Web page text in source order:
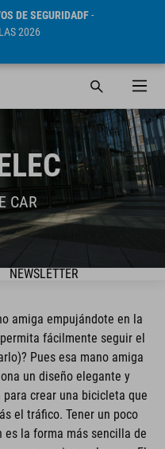
DE SEGURIDADF-
2026
CAR
NEWSLETTER
amiga empujándote en la
fácilmente seguir el
Pues esa mano amiga
un diseño elegante y
crear una bicicleta que
el tráfico. Tener un poco
es la forma más sencilla de